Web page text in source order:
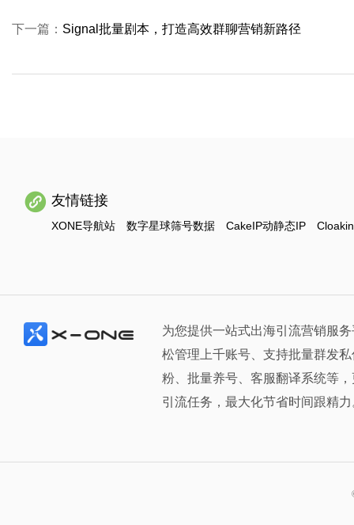
下一篇： Signal批量剧本，打造高效群聊营销新路径
友情链接
XONE导航站 数字星球筛号数据 CakeIP动静态IP
为您提供一站式出海引流营销服
松管理上千账号、支持批量群发
粉、批量养号、客服翻译系统等
引流任务，最大化节省时间跟精力